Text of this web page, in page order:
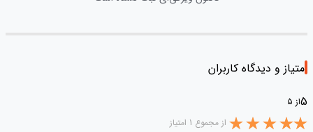
امتیاز و دیدگاه کاربران
5از 5
از مجموع 1 امتیاز